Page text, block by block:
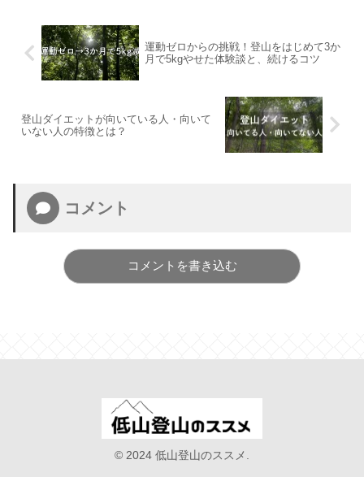
運動ゼロからの挑戦！登山をはじめて3か
月で5kgやせた体験談と、続けるコツ
登山ダイエットが向いている人・向いて
いない人の特徴とは？
コメント
コメントを書き込む
© 2024 低山登山のススメ.